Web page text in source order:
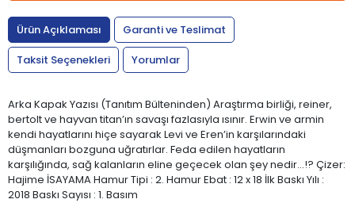
Ürün Açıklaması
Garanti ve Teslimat
Taksit Seçenekleri
Yorumlar
Arka Kapak Yazısı (Tanıtım Bülteninden) Araştırma birliği, reiner,
bertolt ve hayvan titan’ın savaşı fazlasıyla ısınır. Erwin ve armin
kendi hayatlarını hiçe sayarak Levi ve Eren’in karşılarındaki
düşmanları bozguna uğratırlar. Feda edilen hayatların
karşılığında, sağ kalanların eline geçecek olan şey nedir...!? Çizer:
Hajime İSAYAMA Hamur Tipi : 2. Hamur Ebat : 12 x 18 İlk Baskı Yılı :
2018 Baskı Sayısı : 1. Basım